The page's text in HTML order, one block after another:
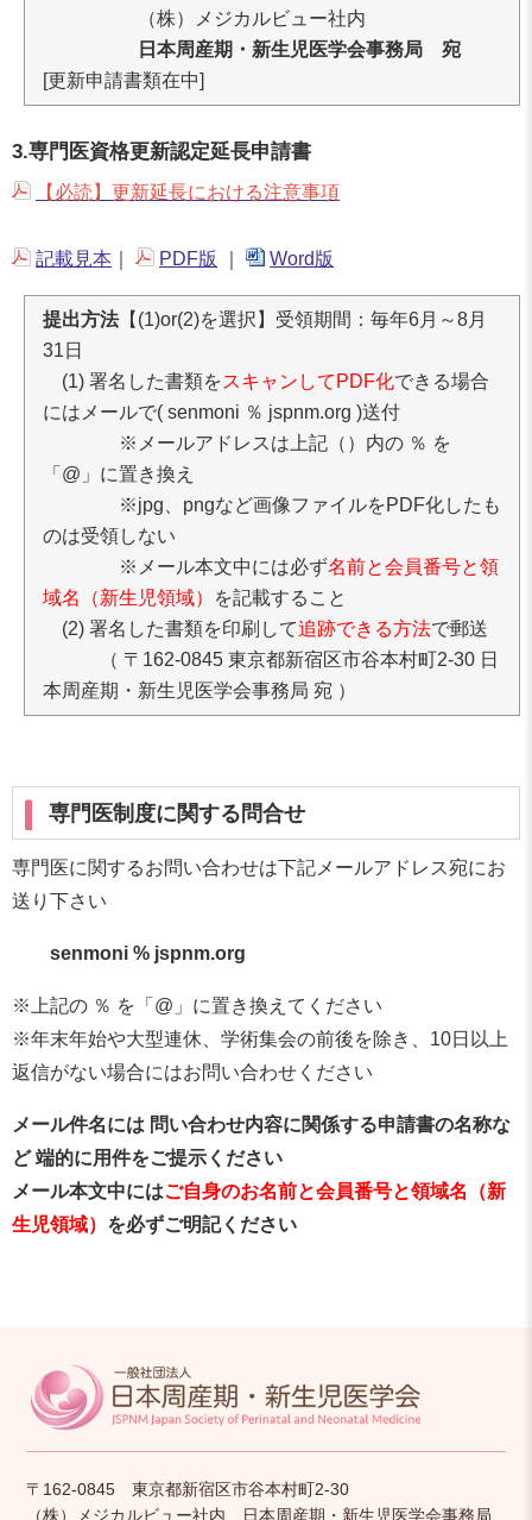
（株）メジカルビュー社内
日本周産期・新生児医学会事務局 宛
[更新申請書類在中]
3.専門医資格更新認定延長申請書
【必読】更新延長における注意事項
記載見本 PDF版 Word版
提出方法【(1)or(2)を選択】受領期間：毎年6月～8月
31日
(1) 署名した書類をスキャンしてPDF化できる場合
にはメールで( senmoni ％ jspnm.org )送付
※メールアドレスは上記（）内の ％ を
「@」に置き換え
※jpg、pngなど画像ファイルをPDF化したも
のは受領しない
※メール本文中には必ず名前と会員番号と領
域名（新生児領域）
を記載すること
(2) 署名した書類を印刷して追跡できる方法で郵送
（ 〒162-0845 東京都新宿区市谷本村町2-30 日
本周産期・新生児医学会事務局 宛 ）
専門医制度に関する問合せ
専門医に関するお問い合わせは下記メールアドレス宛にお
送り下さい
senmoni % jspnm.org
※上記の ％ を「@」に置き換えてください
※年末年始や大型連休、学術集会の前後を除き、10日以上
返信がない場合にはお問い合わせください
メール件名には 問い合わせ内容に関係する申請書の名称な
ど 端的に用件をご提示ください
メール本文中にはご自身のお名前と会員番号と領域名（新
生児領域） を必ずご明記ください
〒162-0845 東京都新宿区市谷本村町2-30
（株）メジカルビュー社内 日本周産期・新生児医学会事務局